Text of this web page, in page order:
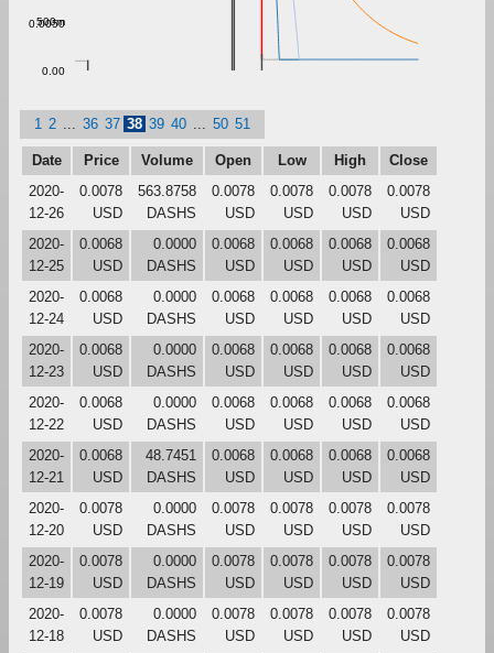
0.0050
0.00
500m
1 2 36 37 38 39 40 50 51
Date Price Volume Open Low High
Close
2020-
12-26
0.0078
USD
563.8758
DASHS
0.0078
USD
0.0078
USD
0.0078
USD
0.0078
USD
2020-
12-25
0.0068
USD
0.0000
DASHS
0.0068
USD
0.0068
USD
0.0068
USD
0.0068
USD
2020-
12-24
0.0068
USD
0.0000
DASHS
0.0068
USD
0.0068
USD
0.0068
USD
0.0068
USD
2020-
12-23
0.0068
USD
0.0000
DASHS
0.0068
USD
0.0068
USD
0.0068
USD
0.0068
USD
2020-
12-22
0.0068
USD
0.0000
DASHS
0.0068
USD
0.0068
USD
0.0068
USD
0.0068
USD
2020-
12-21
0.0068
USD
48.7451
DASHS
0.0068
USD
0.0068
USD
0.0068
USD
0.0068
USD
2020-
12-20
0.0078
USD
0.0000
DASHS
0.0078
USD
0.0078
USD
0.0078
USD
0.0078
USD
2020-
12-19
0.0078
USD
0.0000
DASHS
0.0078
USD
0.0078
USD
0.0078
USD
0.0078
USD
2020-
12-18
0.0078
USD
0.0000
DASHS
0.0078
USD
0.0078
USD
0.0078
USD
0.0078
USD